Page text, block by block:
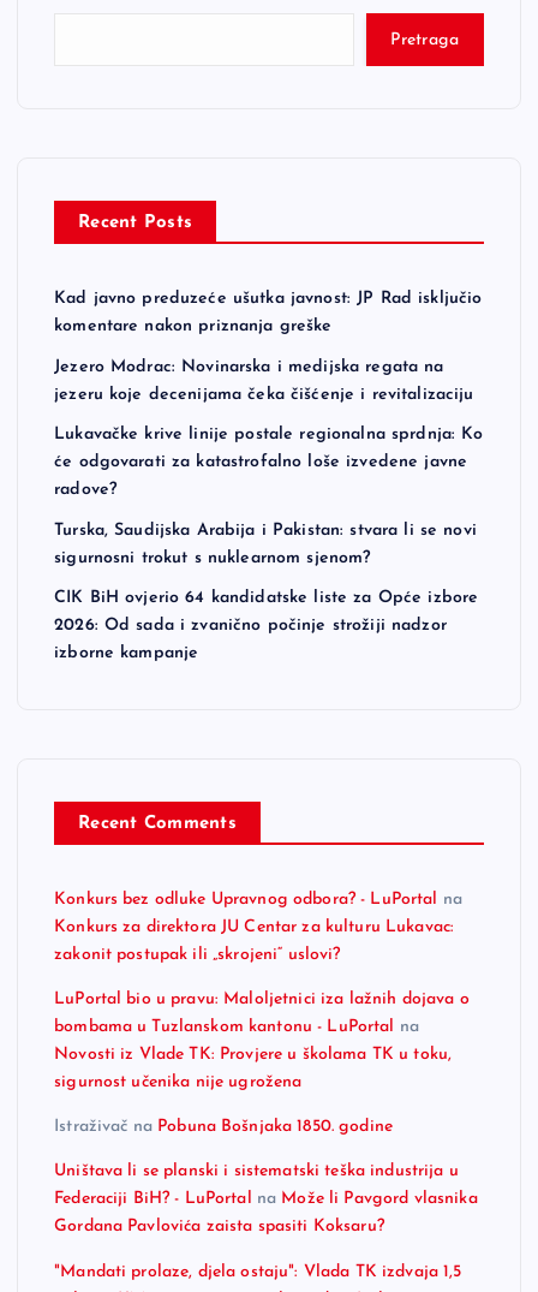
Pretraga
Recent Posts
Kad javno preduzeće ušutka javnost: JP Rad isključio
komentare nakon priznanja greške
Jezero Modrac: Novinarska i medijska regata na
jezeru koje decenijama čeka čišćenje i revitalizaciju
Lukavačke krive linije postale regionalna sprdnja: Ko
će odgovarati za katastrofalno loše izvedene javne
radove?
Turska, Saudijska Arabija i Pakistan: stvara li se novi
sigurnosni trokut s nuklearnom sjenom?
CIK BiH ovjerio 64 kandidatske liste za Opće izbore
2026: Od sada i zvanično počinje strožiji nadzor
izborne kampanje
Recent Comments
Konkurs bez odluke Upravnog odbora? - LuPortal na
Konkurs za direktora JU Centar za kulturu Lukavac:
zakonit postupak ili „skrojeni“ uslovi?
LuPortal bio u pravu: Maloljetnici iza lažnih dojava o
bombama u Tuzlanskom kantonu - LuPortal na
Novosti iz Vlade TK: Provjere u školama TK u toku,
sigurnost učenika nije ugrožena
Istraživač na Pobuna Bošnjaka 1850. godine
Uništava li se planski i sistematski teška industrija u
Federaciji BiH? - LuPortal na Može li Pavgord vlasnika
Gordana Pavlovića zaista spasiti Koksaru?
"Mandati prolaze, djela ostaju": Vlada TK izdvaja 1,5